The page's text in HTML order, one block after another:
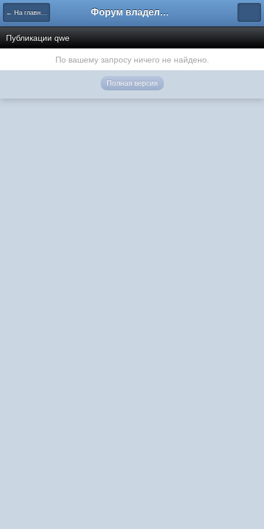
← На главную Форум владельцев интернет-магазинов
Публикации qwe
По вашему запросу ничего не найдено.
Полная версия